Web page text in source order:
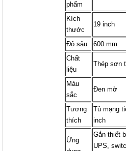
THANH NGUỒN
CẮM (CR-
Giá:
Mã sản phẩm: MT-
phẩm
Kích
thước
19 inch
Độ sâu
600 mm
Chất
liệu
Thép sơn
Màu
sắc
Đen mờ
Tương
thích
Tủ mạng
inch
Ứng
Gắn thiết
UPS,